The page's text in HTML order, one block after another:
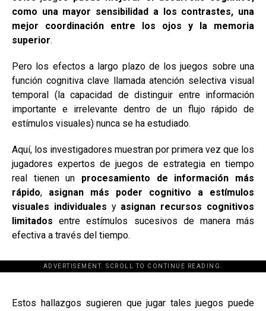
como una mayor sensibilidad a los contrastes, una
mejor coordinación entre los ojos y la memoria
superior.
Pero los efectos a largo plazo de los juegos sobre una
función cognitiva clave llamada atención selectiva visual
temporal (la capacidad de distinguir entre información
importante e irrelevante dentro de un flujo rápido de
estímulos visuales) nunca se ha estudiado.
Aquí, los investigadores muestran por primera vez que los
jugadores expertos de juegos de estrategia en tiempo
real tienen un procesamiento de información más
rápido, asignan más poder cognitivo a estímulos
visuales individuales y asignan recursos cognitivos
limitados entre estímulos sucesivos de manera más
efectiva a través del tiempo.
ADVERTISEMENT. SCROLL TO CONTINUE READING.
[adsforwp id="243463"]
Estos hallazgos sugieren que jugar tales juegos puede